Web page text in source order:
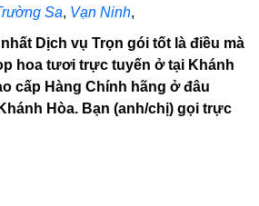
Sa, Vạn Ninh,
Dịch vụ Trọn gói tốt là điều mà
hoa tươi trực tuyến ở tại Khánh
cấp Hàng Chính hãng ở đâu
Hòa. Bạn (anh/chị) gọi trực